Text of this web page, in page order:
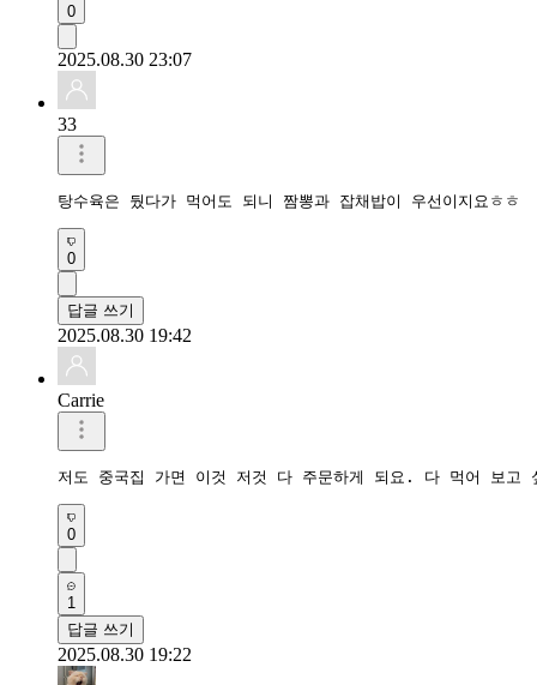
0
2025.08.30 23:07
33
탕수육은 뒀다가 먹어도 되니 짬뽕과 잡채밥이 우선이지요ㅎㅎ
0
답글 쓰기
2025.08.30 19:42
Carrie
저도 중국집 가면 이것 저것 다 주문하게 되요. 다 먹어 보고
0
1
답글 쓰기
2025.08.30 19:22